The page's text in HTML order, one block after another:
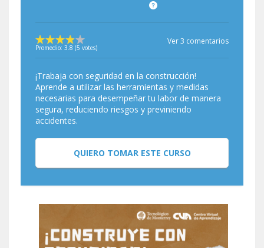
Promedio: 3.8 (5 votes)
Ver 3 comentarios
¡Trabaja con seguridad en la construcción!
Aprende a utilizar las herramientas y medidas
necesarias para desempeñar tu labor de manera
segura, reduciendo riesgos y previniendo
accidentes.
QUIERO TOMAR ESTE CURSO